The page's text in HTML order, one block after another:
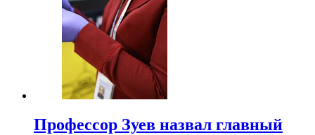
Профессор Зуев назвал главный